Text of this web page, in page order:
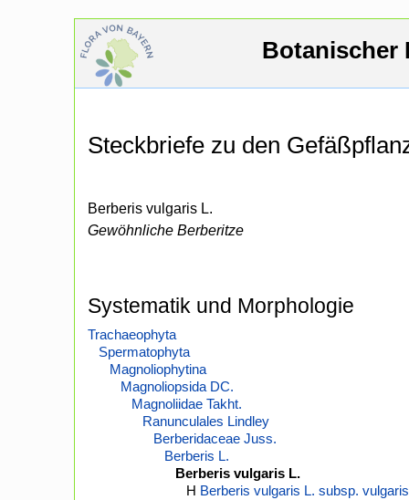
Botanischer
Steckbriefe zu den
Berberis vulgaris L.
Gewöhnliche Berberitze
Systematik und Morphologie
Trachaeophyta
Spermatophyta
Magnoliophytina
Magnoliopsida DC.
Magnoliidae Takht.
Ranunculales Lindley
Berberidaceae Juss.
Berberis L.
Berberis vulgaris L.
H Berberis vulgaris L. subsp. vulgaris